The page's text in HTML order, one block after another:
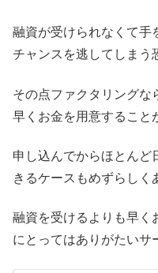
融資が受けられなくて手
チャンスを逃してしまう
その点ファクタリングな
早くお金を用意すること
申し込んでからほとんど
きるケースもめずらしく
融資を受けるよりも早く
にとってはありがたいサ